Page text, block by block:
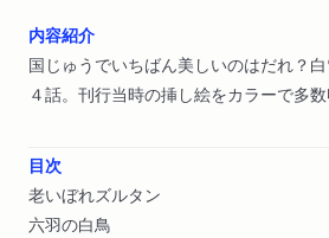
内容紹介
国じゅうでいちばん美しいのはだれ？
４話。刊行当時の挿し絵をカラーで多数
目次
老いぼれズルタン
六羽の白鳥